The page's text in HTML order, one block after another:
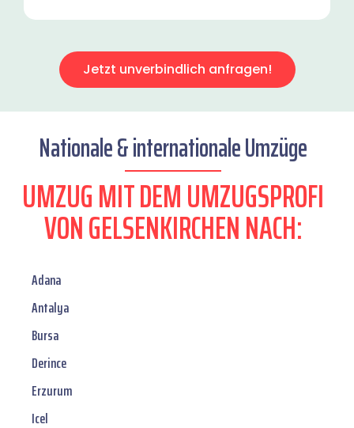
Jetzt unverbindlich anfragen!
Nationale & internationale Umzüge
UMZUG MIT DEM UMZUGSPROFI
VON GELSENKIRCHEN NACH:
Adana
Antalya
Bursa
Derince
Erzurum
Icel